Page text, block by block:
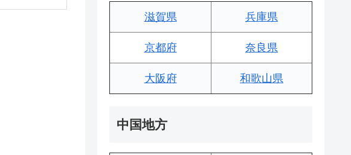
滋賀県 兵庫県
京都府 奈良県
大阪府 和歌山県
中国地方